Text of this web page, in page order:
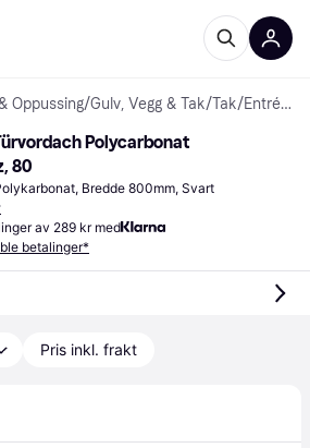
Oppussing/Gulv, Vegg & Tak/Tak/ Entrétak
Polycarbonat
80
Bredde 800mm, Svart
av 289 kr med
betalinger*
Pris inkl. frakt